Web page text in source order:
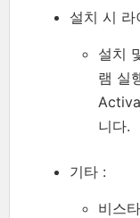
설치 시
설치
램 실
니다.
기타 :
비스